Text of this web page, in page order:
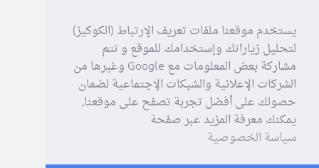
يستخدم موقعنا ملفات تعريف الإرتباط (الكوكيز)
لتحليل زياراتك وإستخدامك للموقع و تتم
مشاركة بعض المعلومات مع Google وغيرها من
الشركات الإعلانية والشبكات الإجتماعية لضمان
حصولك على أفضل تجربة تصفح على موقعنا,
يمكنك معرفة المزيد عبر صفحة
سياسة الخصوصية